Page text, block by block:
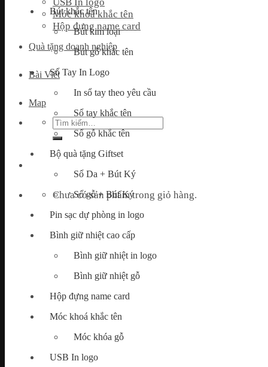
Móc khoá khắc tên
Hộp đựng name card
Quà tặng doanh nghiệp
Bài Viết
Map
Tìm
kiếm:
Chưa có sản phẩm trong giỏ hàng.
Bút khắc tên
Bút kim loại
Bút gỗ khắc tên
Sổ Tay In Logo
In sổ tay theo yêu cầu
Sổ tay khắc tên
Sổ gỗ khắc tên
Bộ quà tặng Giftset
Sổ Da + Bút Ký
Sổ gỗ + Bút Ký
Pin sạc dự phòng in logo
Bình giữ nhiệt cao cấp
Bình giữ nhiệt in logo
Bình giữ nhiệt gỗ
Hộp đựng name card
Móc khoá khắc tên
Móc khóa gỗ
USB In logo